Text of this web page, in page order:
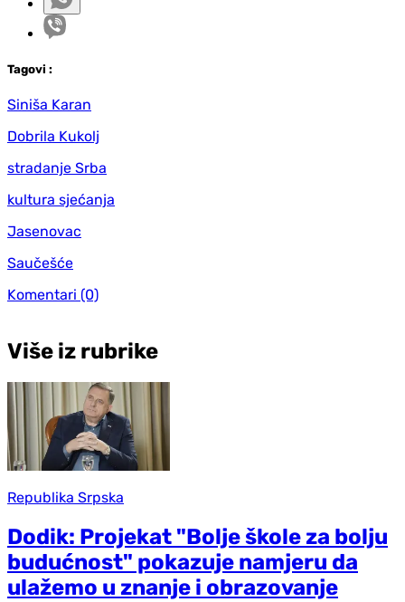
Tagovi :
Siniša Karan
Dobrila Kukolj
stradanje Srba
kultura sjećanja
Jasenovac
Saučešće
Komentari (0)
Više iz rubrike
Republika Srpska
Dodik: Projekat "Bolje škole za bolju
budućnost" pokazuje namjeru da
ulažemo u znanje i obrazovanje